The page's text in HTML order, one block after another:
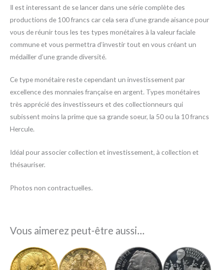
Il est interessant de se lancer dans une série complète des
productions de 100 francs car cela sera d’une grande aisance pour
vous de réunir tous les tes types monétaires à la valeur faciale
commune et vous permettra d’investir tout en vous créant un
médailler d’une grande diversité.
Ce type monétaire reste cependant un investissement par
excellence des monnaies française en argent. Types monétaires
très apprécié des investisseurs et des collectionneurs qui
subissent moins la prime que sa grande soeur, la 50 ou la 10 francs
Hercule.
Idéal pour associer collection et investissement, à collection et
thésauriser.
Photos non contractuelles.
Vous aimerez peut-être aussi…